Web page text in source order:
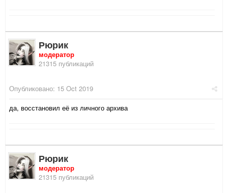
Рюрик
модератор
21315 публикаций
Опубликовано: 15 Oct 2019
да, восстановил её из личного архива
Рюрик
модератор
21315 публикаций